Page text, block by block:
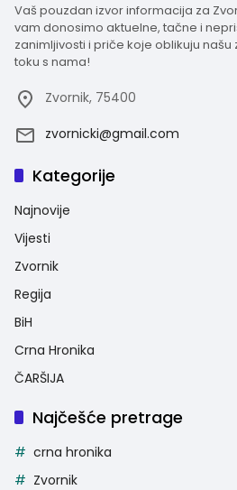
Vaš pouzdan izvor informacija za
vam donosimo aktuelne, tačne i
zanimljivosti i priče koje oblikuju našu
toku s nama!
Zvornik, 75400
zvornicki@gmail.com
Kategorije
Najnovije
Vijesti
Zvornik
Regija
BiH
Crna Hronika
ČARŠIJA
Najčešće pretrage
crna hronika
Zvornik